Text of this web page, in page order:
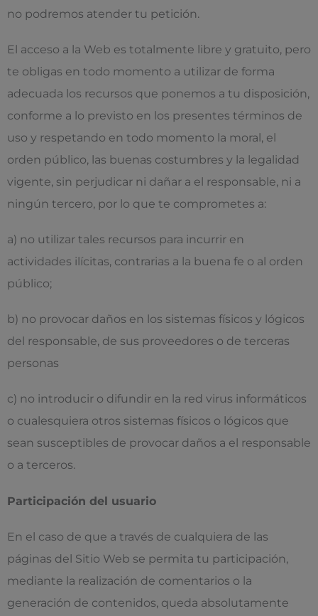
no podremos atender tu petición.
El acceso a la Web es totalmente libre y gratuito, pero
te obligas en todo momento a utilizar de forma
adecuada los recursos que ponemos a tu disposición,
conforme a lo previsto en los presentes términos de
uso y respetando en todo momento la moral, el
orden público, las buenas costumbres y la legalidad
vigente, sin perjudicar ni dañar a el responsable, ni a
ningún tercero, por lo que te comprometes a:
a) no utilizar tales recursos para incurrir en
actividades ilícitas, contrarias a la buena fe o al orden
público;
b) no provocar daños en los sistemas físicos y lógicos
del responsable, de sus proveedores o de terceras
personas
c) no introducir o difundir en la red virus informáticos
o cualesquiera otros sistemas físicos o lógicos que
sean susceptibles de provocar daños a el responsable
o a terceros.
Participación del usuario
En el caso de que a través de cualquiera de las
páginas del Sitio Web se permita tu participación,
mediante la realización de comentarios o la
generación de contenidos, queda absolutamente